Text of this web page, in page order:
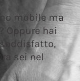
mobile ma
Oppure hai
sei nel